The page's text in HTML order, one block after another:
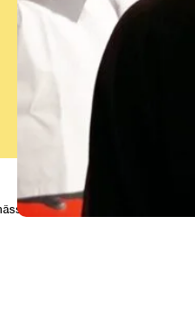
on tärkeää kunnioittaa muita”